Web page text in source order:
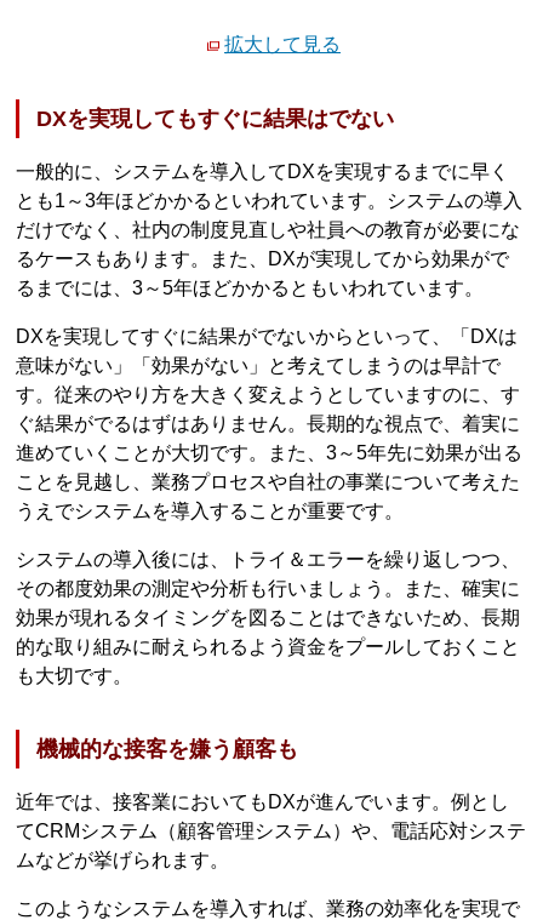
拡大して見る
DXを実現してもすぐに結果はでない
一般的に、システムを導入してDXを実現するまでに早く
とも1～3年ほどかかるといわれています。システムの導入
だけでなく、社内の制度見直しや社員への教育が必要にな
るケースもあります。また、DXが実現してから効果がで
るまでには、3～5年ほどかかるともいわれています。
DXを実現してすぐに結果がでないからといって、「DXは
意味がない」「効果がない」と考えてしまうのは早計で
す。従来のやり方を大きく変えようとしていますのに、す
ぐ結果がでるはずはありません。長期的な視点で、着実に
進めていくことが大切です。また、3～5年先に効果が出る
ことを見越し、業務プロセスや自社の事業について考えた
うえでシステムを導入することが重要です。
システムの導入後には、トライ＆エラーを繰り返しつつ、
その都度効果の測定や分析も行いましょう。また、確実に
効果が現れるタイミングを図ることはできないため、長期
的な取り組みに耐えられるよう資金をプールしておくこと
も大切です。
機械的な接客を嫌う顧客も
近年では、接客業においてもDXが進んでいます。例とし
てCRMシステム（顧客管理システム）や、電話応対システ
ムなどが挙げられます。
このようなシステムを導入すれば、業務の効率化を実現で